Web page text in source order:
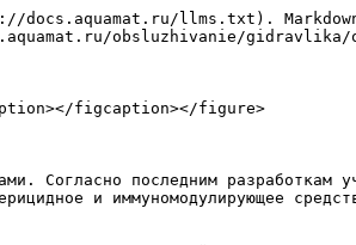
llms.txt).
obsluzhivanie/gidravlika/
figcaption></figure>
Согласно последним
и иммуномодулирующее